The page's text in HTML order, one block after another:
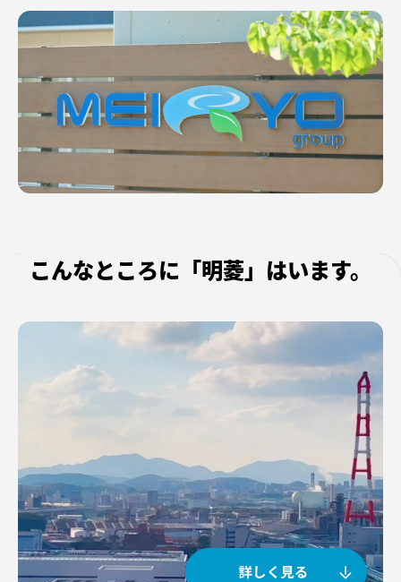
こんなところに「明菱」はいます。